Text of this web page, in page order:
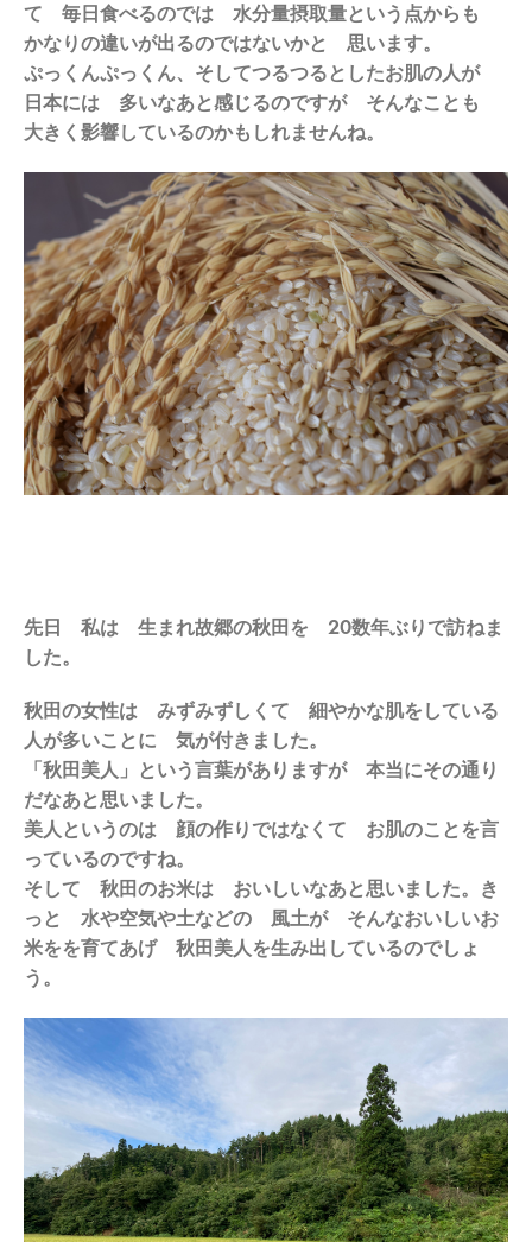
て 毎日食べるのでは 水分量摂取量という点からも
かなりの違いが出るのではないかと 思います。
ぷっくんぷっくん、そしてつるつるとしたお肌の人が
日本には 多いなあと感じるのですが そんなことも
大きく影響しているのかもしれませんね。
先日 私は 生まれ故郷の秋田を 20数年ぶりで訪ねま
した。
秋田の女性は みずみずしくて 細やかな肌をしている
人が多いことに 気が付きました。
「秋田美人」という言葉がありますが 本当にその通り
だなあと思いました。
美人というのは 顔の作りではなくて お肌のことを言
っているのですね。
そして 秋田のお米は おいしいなあと思いました。き
っと 水や空気や土などの 風土が そんなおいしいお
米をを育てあげ 秋田美人を生み出しているのでしょ
う。